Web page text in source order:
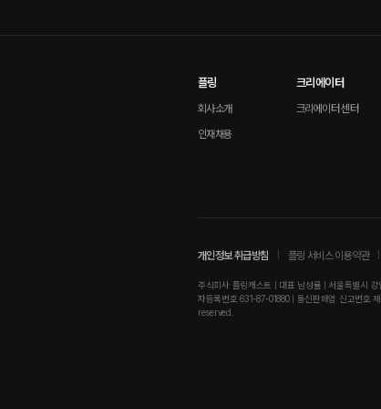
플링
회사소개
인재채용
크리에이터
크리에이터 센터
개인정보 취급방침 플링 서비스 이용약관
주식회사 플링캐스트 | 대표 남성률 | 서울특별시
자등록번호 631-87-01880 | 통신판매업 신고번
reserved.